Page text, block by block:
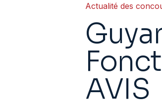
Actualité des
AVIS